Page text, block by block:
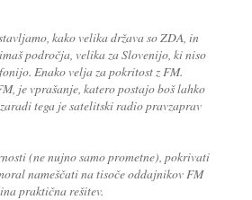
kako velika država so ZDA, in
področja, velika za Slovenijo, ki niso
Enako velja za pokritost z FM.
je vprašanje, katero postajo boš lahko
tega je satelitski radio pravzaprav
(ne nujno samo prometne), pokrivati
nameščati na tisoče oddajnikov FM
praktična rešitev.